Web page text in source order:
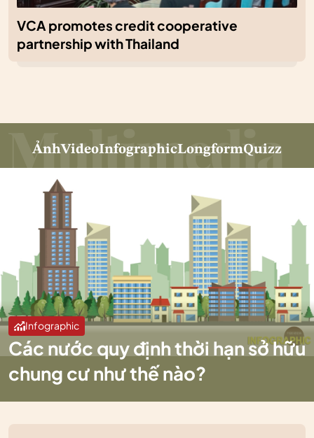
VCA promotes credit cooperative
partnership with Thailand
ẢnhVideoInfographicLongformQuizz
Infographic
Các nước quy định thời hạn sở hữu
chung cư như thế nào?